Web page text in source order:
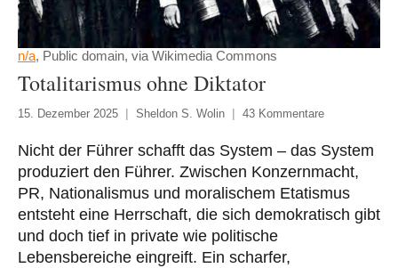
n/a, Public domain, via Wikimedia Commons
Totalitarismus ohne Diktator
15. Dezember 2025 Sheldon S. Wolin 43 Kommentare
Nicht der Führer schafft das System – das System
produziert den Führer. Zwischen Konzernmacht,
PR, Nationalismus und moralischem Etatismus
entsteht eine Herrschaft, die sich demokratisch gibt
und doch tief in private wie politische
Lebensbereiche eingreift. Ein scharfer,